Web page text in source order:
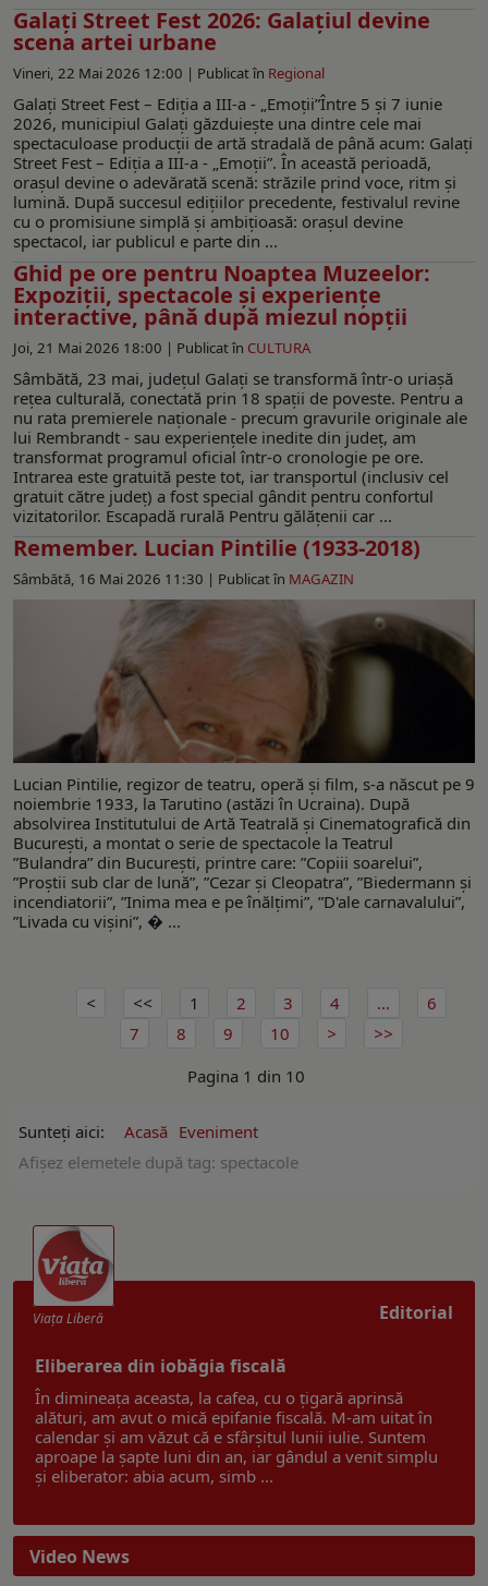
Galați Street Fest 2026: Galațiul devine
scena artei urbane
Vineri, 22 Mai 2026 12:00 | Publicat în Regional
Galați Street Fest – Ediția a III-a - „Emoții”Între 5 și 7 iunie
2026, municipiul Galați găzduiește una dintre cele mai
spectaculoase producții de artă stradală de până acum: Galați
Street Fest – Ediția a III-a - „Emoții”. În această perioadă,
orașul devine o adevărată scenă: străzile prind voce, ritm și
lumină. După succesul edițiilor precedente, festivalul revine
cu o promisiune simplă și ambițioasă: orașul devine
spectacol, iar publicul e parte din ...
Ghid pe ore pentru Noaptea Muzeelor:
Expoziţii, spectacole și experiențe
interactive, până după miezul nopții
Joi, 21 Mai 2026 18:00 | Publicat în CULTURA
Sâmbătă, 23 mai, județul Galați se transformă într-o uriașă
rețea culturală, conectată prin 18 spații de poveste. Pentru a
nu rata premierele naționale - precum gravurile originale ale
lui Rembrandt - sau experiențele inedite din județ, am
transformat programul oficial într-o cronologie pe ore.
Intrarea este gratuită peste tot, iar transportul (inclusiv cel
gratuit către județ) a fost special gândit pentru confortul
vizitatorilor. Escapadă rurală Pentru gălățenii car ...
Remember. Lucian Pintilie (1933-2018)
Sâmbătă, 16 Mai 2026 11:30 | Publicat în MAGAZIN
Lucian Pintilie, regizor de teatru, operă și film, s-a născut pe 9
noiembrie 1933, la Tarutino (astăzi în Ucraina). După
absolvirea Institutului de Artă Teatrală și Cinematografică din
București, a montat o serie de spectacole la Teatrul
”Bulandra” din București, printre care: ”Copiii soarelui”,
”Proștii sub clar de lună”, ”Cezar și Cleopatra”, ”Biedermann și
incendiatorii”, ”Inima mea e pe înălțimi”, ”D'ale carnavalului”,
”Livada cu vișini”, � ...
1 2 3 4 ...
6
7
8 9
10
Pagina 1 din 10
Sunteți aici: Acasă Eveniment
Afişez elemetele după tag: spectacole
Editorial
Viaţa Liberă
Eliberarea din iobăgia fiscală
În dimineața aceasta, la cafea, cu o țigară aprinsă
alături, am avut o mică epifanie fiscală. M-am uitat în
calendar și am văzut că e sfârșitul lunii iulie. Suntem
aproape la șapte luni din an, iar gândul a venit simplu
și eliberator: abia acum, simb ...
Video News